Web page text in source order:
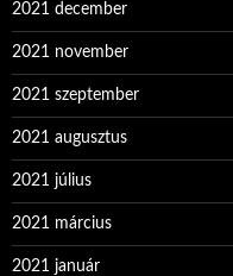
2021 december
2021 november
2021 szeptember
2021 augusztus
2021 július
2021 március
2021 január